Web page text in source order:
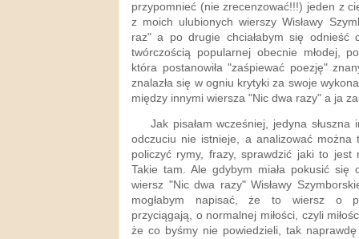
przypomnieć (nie zrecenzować!!!) jeden z
z moich ulubionych wierszy Wisławy
raz" a po drugie chciałabym się odnieść
twórczością popularnej obecnie młodej,
która postanowiła "zaśpiewać poezję"
znalazła się w ogniu krytyki za swoje
między innymi wiersza "Nic dwa razy" a ja
Jak pisałam wcześniej, jedyna słuszna
odczuciu nie istnieje, a analizować można
policzyć rymy, frazy, sprawdzić jaki to
Takie tam. Ale gdybym miała pokusić się
wiersz "Nic dwa razy" Wisławy
mogłabym napisać, że to wiersz o
przyciągają, o normalnej miłości, czyli
że co byśmy nie powiedzieli, tak